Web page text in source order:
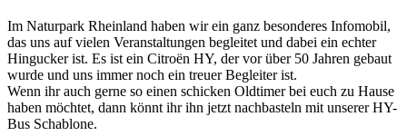
Im Naturpark Rheinland haben wir ein ganz besonderes Infomobil,
das uns auf vielen Veranstaltungen begleitet und dabei ein echter
Hingucker ist. Es ist ein Citroën HY, der vor über 50 Jahren gebaut
wurde und uns immer noch ein treuer Begleiter ist.
Wenn ihr auch gerne so einen schicken Oldtimer bei euch zu Hause
haben möchtet, dann könnt ihr ihn jetzt nachbasteln mit unserer HY-
Bus Schablone.